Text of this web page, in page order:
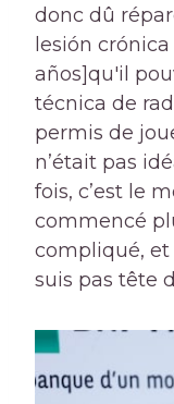
donc dû
lesión crónica
años]qu'il
técnica de
permis de
n’était pas
fois, c’est le
commencé
compliqué,
suis pas tête